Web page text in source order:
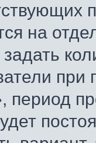
на
период